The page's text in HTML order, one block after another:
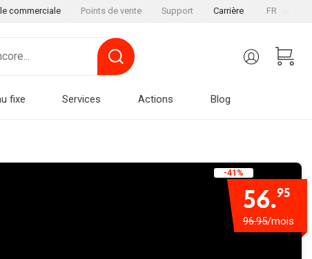
FR
commerciale Points de vente Support Carrière
fixe Services Actions Blog
56.95
96.95/mois
-41%